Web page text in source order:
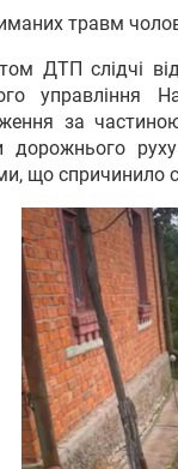
травм
ДТП слідчі
управління
за
дорожнього
що спричинило